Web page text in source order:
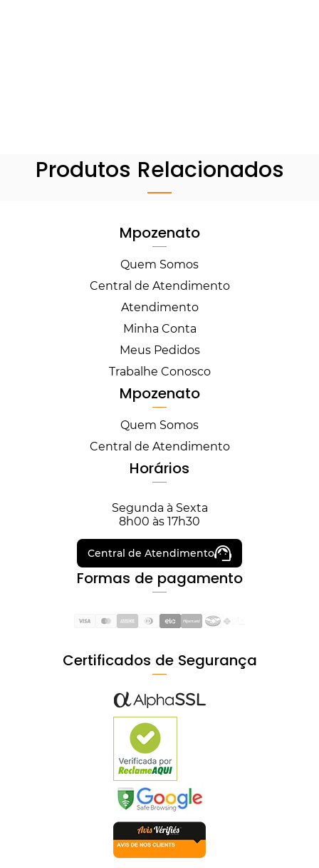
Produtos Relacionados
Mpozenato
Quem Somos
Central de Atendimento
Atendimento
Minha Conta
Meus Pedidos
Trabalhe Conosco
Mpozenato
Quem Somos
Central de Atendimento
Horários
Segunda à Sexta
8h00 às 17h30
Central de Atendimento
Formas de pagamento
Certificados de Segurança